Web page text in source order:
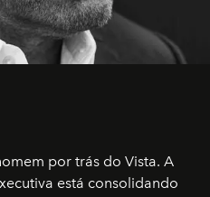
por trás do Vista. A
está consolidando